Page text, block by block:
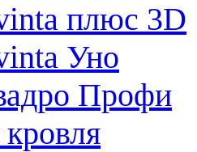
плюс 3D
Уно
Профи